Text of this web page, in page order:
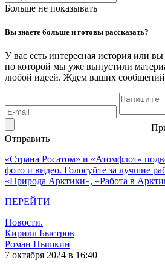
Больше не показывать
Вы знаете больше и готовы рассказать?
У вас есть интересная история или
по которой мы уже выпустили
любой идеей. Ждем ваших
Отправить
«Страна Росатом» и «Атомфлот»
фото и видео. Голосуйте за лучшие
«Природа Арктики», «Работа в
ПЕРЕЙТИ
Новости.
Кирилл Быстров
Роман Пышкин
7 октября 2024 в 16:40